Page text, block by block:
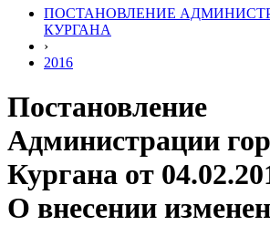
ПОСТАНОВЛЕНИЕ
КУРГАНА
›
2016
Постановление
Администрации
Кургана от
О внесении